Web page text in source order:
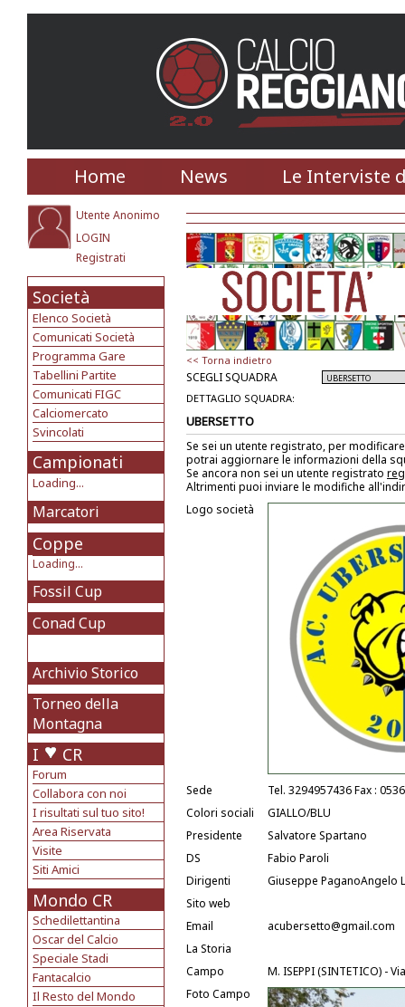
Home News Le Interviste
Utente Anonimo
LOGIN
Registrati
Società
Elenco Società
Comunicati Società
Programma Gare
Tabellini Partite
Comunicati FIGC
Calciomercato
Svincolati
Campionati
Loading...
Marcatori
Coppe
Loading...
Fossil Cup
Conad Cup
Archivio Storico
Torneo della
Montagna
I CR
Forum
Collabora con noi
I risultati sul tuo sito!
Area Riservata
Visite
Siti Amici
Mondo CR
Schedilettantina
Oscar del Calcio
Speciale Stadi
Fantacalcio
Il Resto del Mondo
<< Torna indietro
SCEGLI SQUADRA
DETTAGLIO SQUADRA:
UBERSETTO
Se sei un utente registrato, per
potrai aggiornare le informazioni della
Se ancora non sei un utente registrato
Altrimenti puoi inviare le modifiche
Logo società
Sede
Tel. 3294957436 Fax :
Colori sociali
GIALLO/BLU
Presidente
Salvatore Spartano
DS
Fabio Paroli
Dirigenti
Giuseppe PaganoAngelo
Sito web
Email
acubersetto@gmail.com
La Storia
Campo
M. ISEPPI (SINTETICO) -
Foto Campo